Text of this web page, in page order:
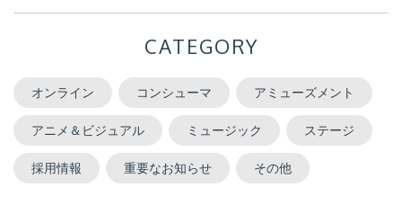
CATEGORY
オンライン コンシューマ アミューズメント
アニメ＆ビジュアル ミュージック ステージ
採用情報 重要なお知らせ その他